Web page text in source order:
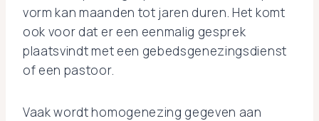
vorm kan maanden tot jaren duren. Het komt
ook voor dat er een eenmalig gesprek
plaatsvindt met een gebedsgenezingsdienst
of een pastoor.
Vaak wordt homogenezing gegeven aan